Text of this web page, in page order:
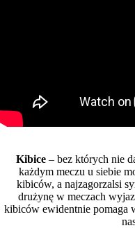
Kibice – bez których nie
każdym meczu u siebie
kibiców, a najzagorzalsi
drużynę w meczach
kibiców ewidentnie pomaga